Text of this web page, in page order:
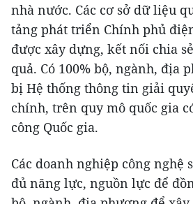
nhà nước. Các cơ sở dữ liệu
tảng phát triển Chính phủ
được xây dựng, kết nối chia
quả. Có 100% bộ, ngành, địa
bị Hệ thống thông tin giải
chính, trên quy mô quốc gia
công Quốc gia.
Các doanh nghiệp công nghệ
đủ năng lực, nguồn lực để